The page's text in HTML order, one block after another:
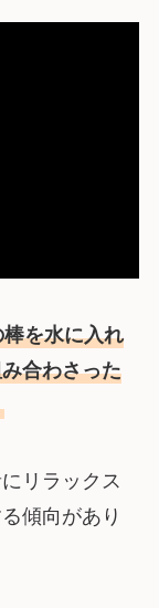
を水に入れ
合わさった
リラックス
傾向があり